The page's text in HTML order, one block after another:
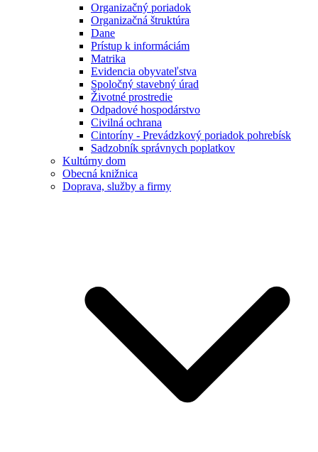
Organizačný poriadok
Organizačná štruktúra
Dane
Prístup k informáciám
Matrika
Evidencia obyvateľstva
Spoločný stavebný úrad
Životné prostredie
Odpadové hospodárstvo
Civilná ochrana
Cintoríny - Prevádzkový poriadok pohrebísk
Sadzobník správnych poplatkov
Kultúrny dom
Obecná knižnica
Doprava, služby a firmy